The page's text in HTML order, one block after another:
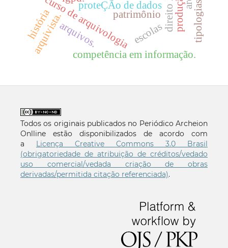
curso de arquivologia
proteÇÃo de dados
competência em informação.
arquivista. escolas
arquivos.
história patrimônio
Todos os originais publicados no Periódico Archeion
Onlline estão disponibilizados de acordo com
a Licença Creative Commons 3.0 Brasil
(obrigatoriedade de atribuição de créditos/vedado
uso comercial/vedada criação de obras
derivadas/permitida citação referenciada).